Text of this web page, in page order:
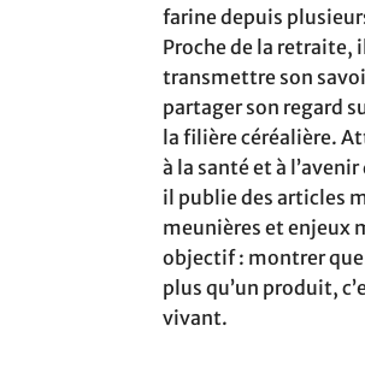
farine depuis
Proche de la retraite,
transmettre son
partager son regard
la filière céréalière.
à la santé et à
il publie des articles
meunières et enjeux
objectif : montrer
plus qu’un produit,
vivant.